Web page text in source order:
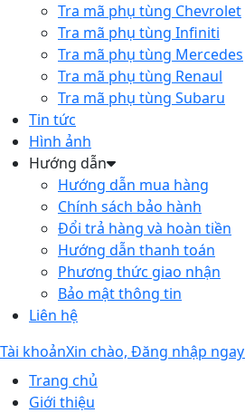
Tra mã phụ tùng Chevrolet
Tra mã phụ tùng Infiniti
Tra mã phụ tùng Mercedes
Tra mã phụ tùng Renaul
Tra mã phụ tùng Subaru
Tin tức
Hình ảnh
Hướng dẫn
Hướng dẫn mua hàng
Chính sách bảo hành
Đổi trả hàng và hoàn tiền
Hướng dẫn thanh toán
Phương thức giao nhận
Bảo mật thông tin
Liên hệ
Tài khoảnXin chào, Đăng nhập ngay
Trang chủ
Giới thiệu